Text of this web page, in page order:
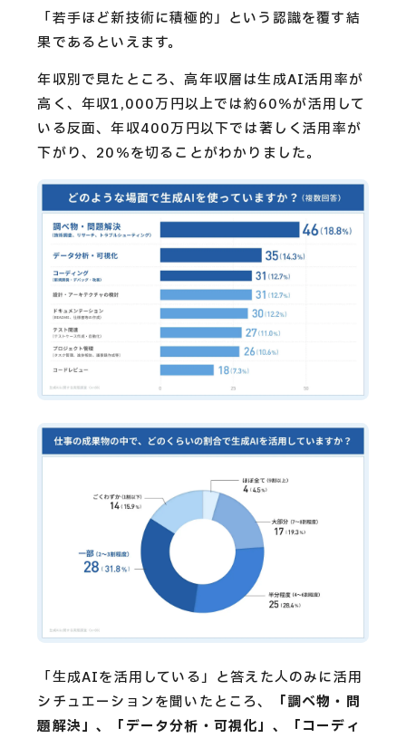
「若手ほど新技術に積極的」という認識を覆す結
果であるといえます。
年収別で見たところ、高年収層は生成AI活用率が
高く、年収1,000万円以上では約60％が活用して
いる反面、年収400万円以下では著しく活用率が
下がり、20％を切ることがわかりました。
「生成AIを活用している」と答えた人のみに活用
シチュエーションを聞いたところ、
「調べ物・問
題解決」、「データ分析・可視化」、「コーディ